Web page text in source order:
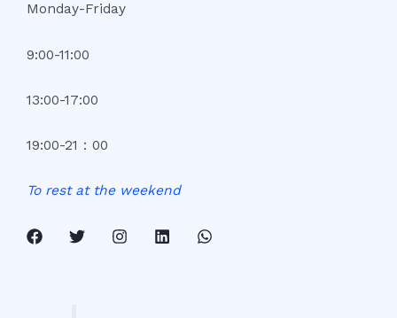
Monday-Friday
9:00-11:00
13:00-17:00
19:00-21：00
To rest at the weekend